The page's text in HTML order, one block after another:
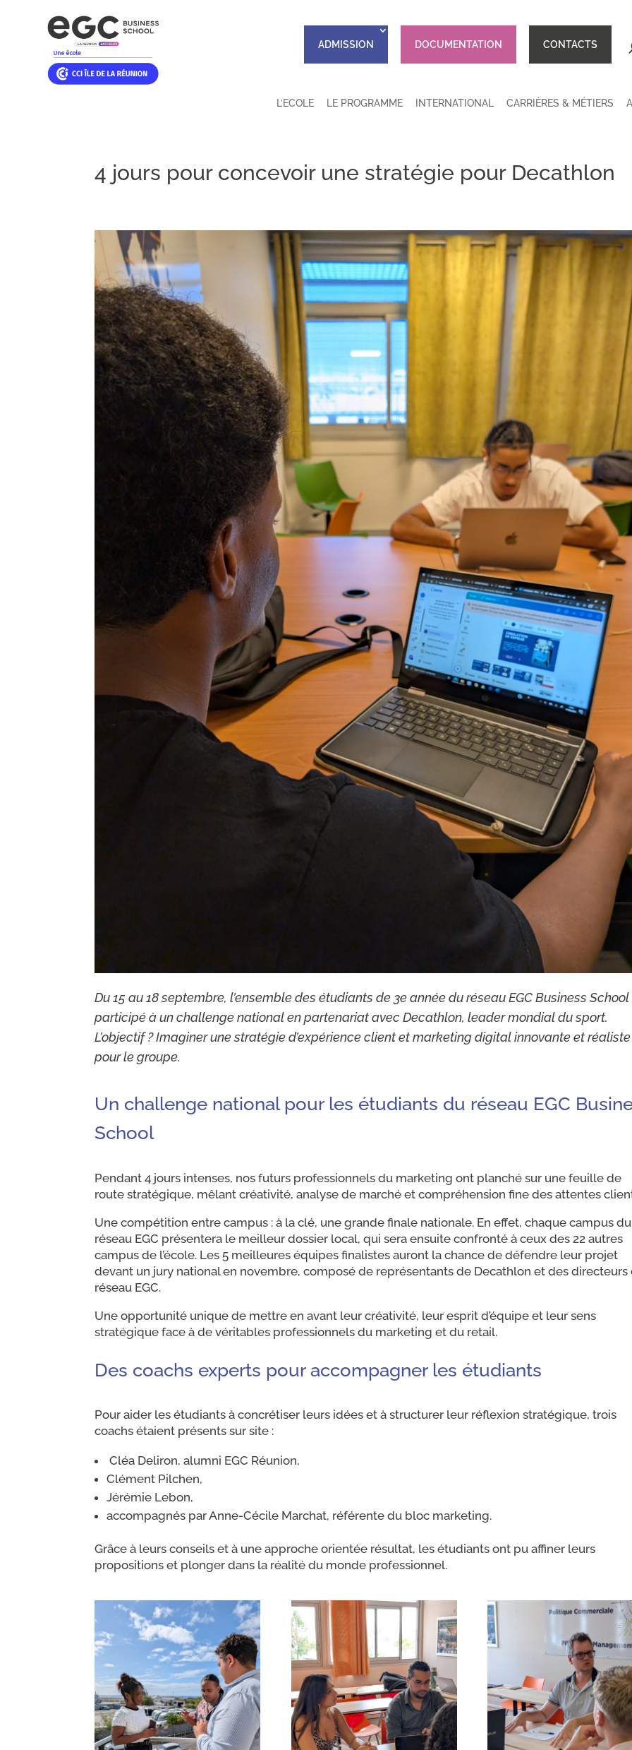
ADMISSION DOCUMENTATION CONTACTS
L’ECOLE LE PROGRAMME INTERNATIONAL CARRIÈRES & MÉTIERS
4 jours pour concevoir une stratégie pour Decathlon
Du 15 au 18 septembre, l’ensemble des étudiants de 3e année du réseau EGC Business
participé à un challenge national en partenariat avec Decathlon, leader mondial du sport.
L’objectif ? Imaginer une stratégie d’expérience client et marketing digital innovante et réaliste
pour le groupe.
Un challenge national pour les étudiants du réseau EGC
School
Pendant 4 jours intenses, nos futurs professionnels du marketing ont planché sur une feuille de
route stratégique, mêlant créativité, analyse de marché et compréhension fine des attentes
Une compétition entre campus : à la clé, une grande finale nationale. En effet, chaque campus du
réseau EGC présentera le meilleur dossier local, qui sera ensuite confronté à ceux des 22 autres
campus de l’école. Les 5 meilleures équipes finalistes auront la chance de défendre leur projet
devant un jury national en novembre, composé de représentants de Decathlon et des directeurs
réseau EGC.
Une opportunité unique de mettre en avant leur créativité, leur esprit d’équipe et leur sens
stratégique face à de véritables professionnels du marketing et du retail.
Des coachs experts pour accompagner les étudiants
Pour aider les étudiants à concrétiser leurs idées et à structurer leur réflexion stratégique, trois
coachs étaient présents sur site :
Cléa Deliron, alumni EGC Réunion,
Clément Pilchen,
Jérémie Lebon,
accompagnés par Anne-Cécile Marchat, référente du bloc marketing.
Grâce à leurs conseils et à une approche orientée résultat, les étudiants ont pu affiner leurs
propositions et plonger dans la réalité du monde professionnel.